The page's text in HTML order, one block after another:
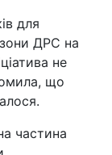
для
ДРС на
не
що
частина